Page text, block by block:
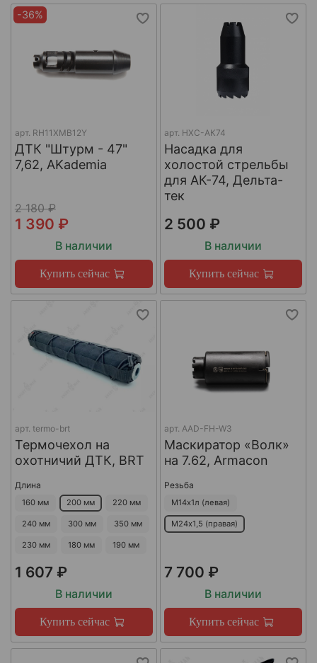
-36%
арт. RH11XMB12Y
ДТК "Штурм - 47"
7,62, AKademia
2 180 ₽
1 390 ₽
В наличии
Купить сейчас
арт. НХС-АК74
Насадка для
холостой стрельбы
для АК-74, Дельта-
тек
2 500 ₽
В наличии
Купить сейчас
арт. termo-brt
Термочехол на
охотничий ДТК, BRT
Длина
160 мм 200 мм 220 мм
240 мм 300 мм 350 мм
230 мм 180 мм 190 мм
1 607 ₽
В наличии
Купить сейчас
арт. AAD-FH-W3
Маскиратор «Волк»
на 7.62, Armacon
Резьба
М14х1л (левая)
М24х1,5 (правая)
7 700 ₽
В наличии
Купить сейчас